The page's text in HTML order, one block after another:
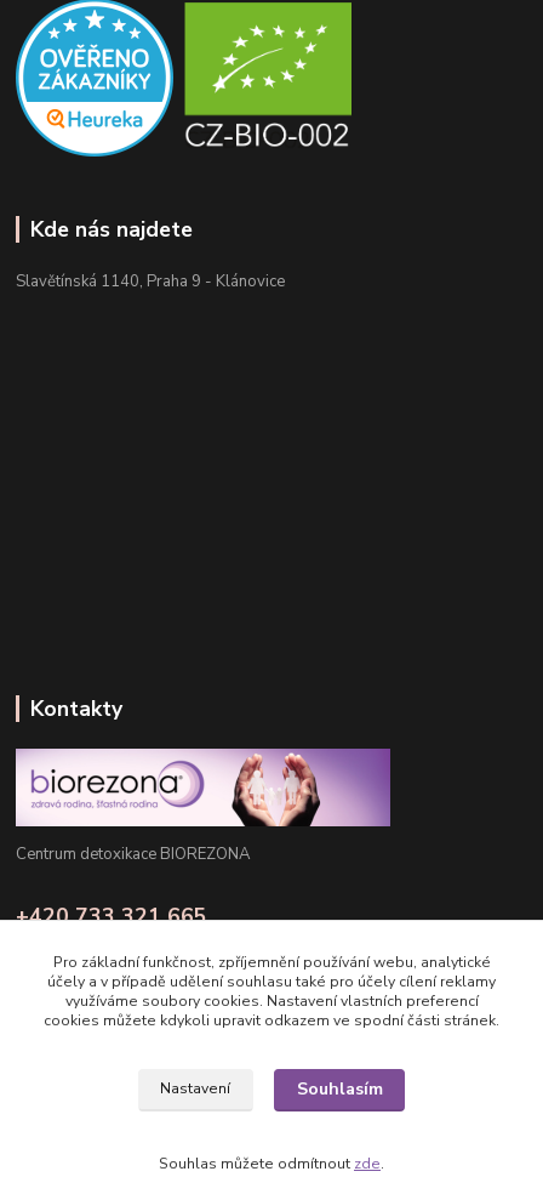
Kde nás najdete
Slavětínská 1140, Praha 9 - Klánovice
Kontakty
Centrum detoxikace BIOREZONA
+420 733 321 665
info@biorezona.cz
Copyright © 2025 Biorezona s.r.o.
Pro základní funkčnost, zpříjemnění používání webu, analytické
účely a v případě udělení souhlasu také pro účely cílení reklamy
využíváme soubory cookies. Nastavení vlastních preferencí
cookies můžete kdykoli upravit odkazem ve spodní části stránek.
Nastavení Souhlasím
Souhlas můžete odmítnout zde.